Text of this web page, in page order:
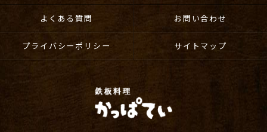
よくある質問 お問い合わせ
プライバシーポリシー サイトマップ